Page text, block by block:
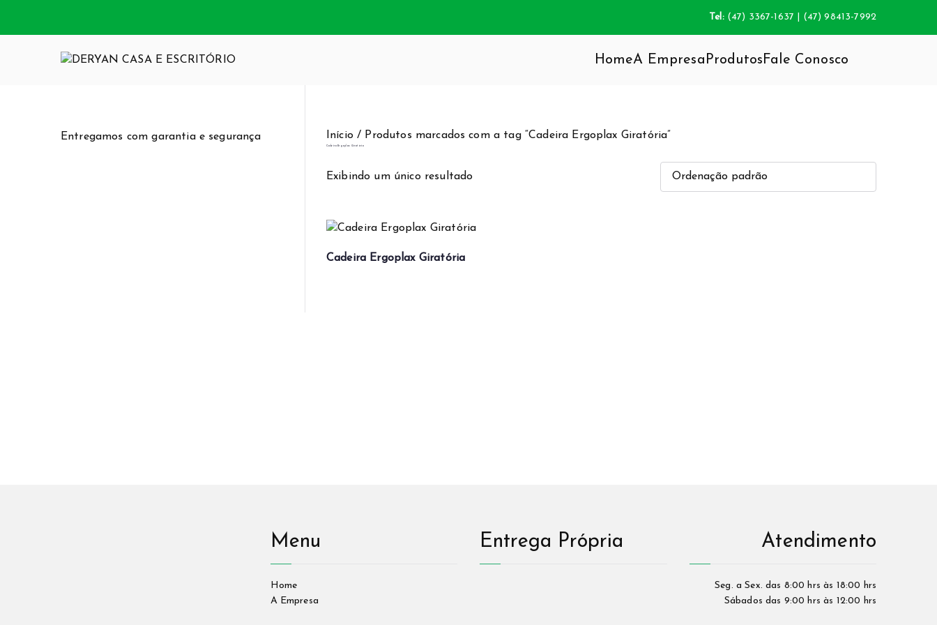
Tel: (47) 3367-1637 | (47) 98413-7992
Somos uma loja especializada em moveis, onde o estilo é parte integrante da inovação do mobiliário, agregando total
HomeA Empresa ProdutosFale Conosco
Início/ Produtos marcados com a tag “Cadeira Ergoplax Giratória”
Cadeira Ergoplax Giratória
Exibindo um único resultado
Cadeira Ergoplax Giratória
Entregamos com garantia e segurança
Menu
Home
A Empresa
Entrega Própria Atendimento
Seg. a Sex. das 8:00 hrs às 18:00 hrs
Sábados das 9:00 hrs às 12:00 hrs